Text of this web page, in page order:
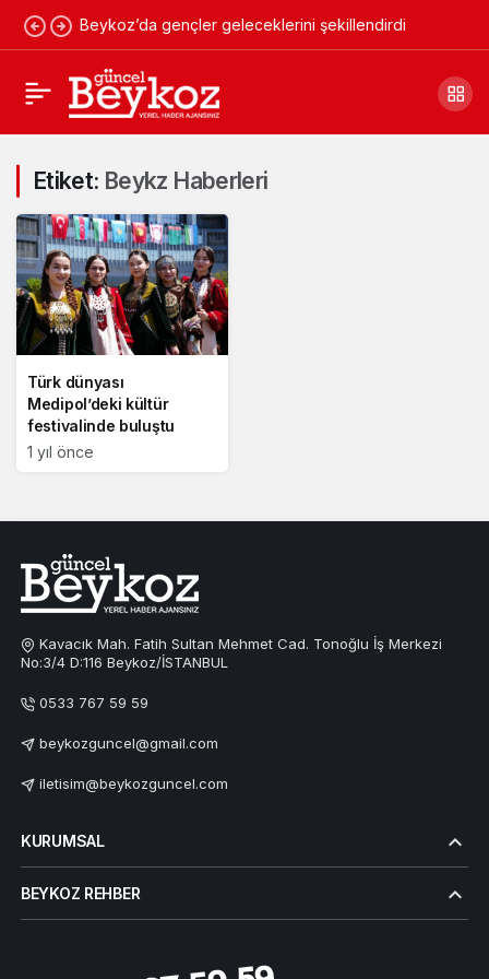
Beykoz’da gençler geleceklerini şekillendirdi
Etiket: Beykz Haberleri
Türk dünyası
Medipol’deki kültür
festivalinde buluştu
1 yıl önce
Kavacık Mah. Fatih Sultan Mehmet Cad. Tonoğlu İş Merkezi
No:3/4 D:116 Beykoz/İSTANBUL
0533 767 59 59
beykozguncel@gmail.com
iletisim@beykozguncel.com
KURUMSAL
BEYKOZ REHBER